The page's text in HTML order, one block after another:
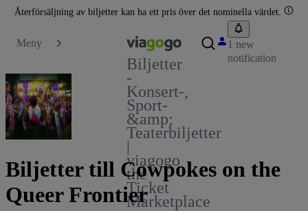
Återförsäljning av biljetter kan ha ett pris över det nominella värdet.
Meny
Biljetter
-
Konsert-,
Sport-
&amp;
Teaterbiljetter
|
viagogo
the
Ticket
Marketplace
1 new
notification
Biljetter till Cowpokes on the
Queer Frontier